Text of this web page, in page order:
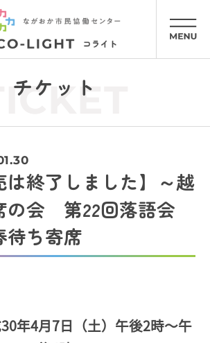
チケット
TICKET
は終了しました】～越
の会 第22回落語会
ち寄席
年4月7日（土）午後2時～午